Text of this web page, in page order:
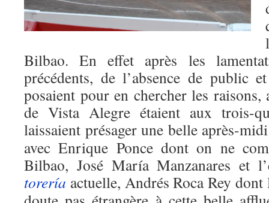
Bilbao. En effet après les
précédents, de l’absence de public
posaient pour en chercher les raisons,
de Vista Alegre étaient aux trois-
laissaient présager une belle après-
avec Enrique Ponce dont on ne
Bilbao, José María Manzanares et
torería actuelle, Andrés Roca Rey dont